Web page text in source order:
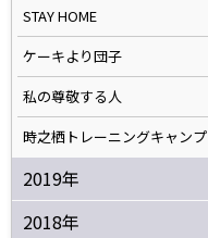
STAY HOME
ケーキより団子
私の尊敬する人
時之栖トレーニングキャンプ
2019年
2018年